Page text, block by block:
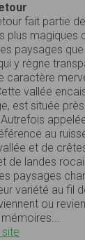
fait partie
plus magiques
paysages
y règne
caractère
vallée
est située
au
et de
de landes
paysages
variété au fil
ou